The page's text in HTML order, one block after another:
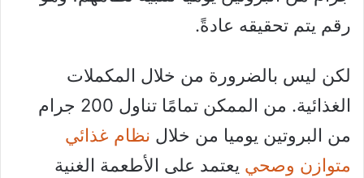
رقم يتم تحقيقه عادةً.
لكن ليس بالضرورة من خلال المكملات
الغذائية. من الممكن تمامًا تناول 200 جرام
من البروتين يوميا من خلال نظام غذائي
متوازن وصحي يعتمد على الأطعمة الغنية